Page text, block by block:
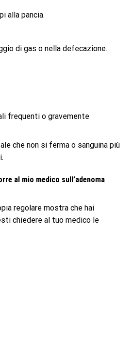
alla pancia.
di gas o nella defecazione.
frequenti o gravemente
che non si ferma o sanguina più
al mio medico sull’adenoma
regolare mostra che hai
chiedere al tuo medico le